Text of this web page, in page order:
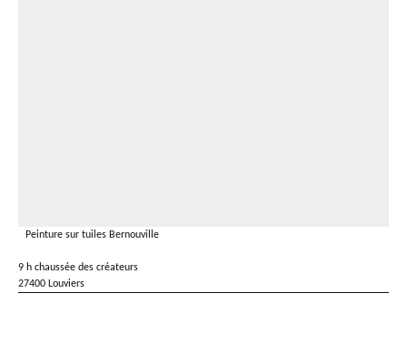
Peinture sur tuiles Bernouville
9 h chaussée des créateurs
27400 Louviers